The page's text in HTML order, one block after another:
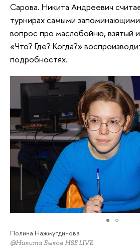
Сарова. Никита Андреевич
турнирах самыми
вопрос про маслобойню, взятый
«Что? Где? Когда?»
подробностях.
Полина Нажмутдинова
@Никита Быков HSE LIVE